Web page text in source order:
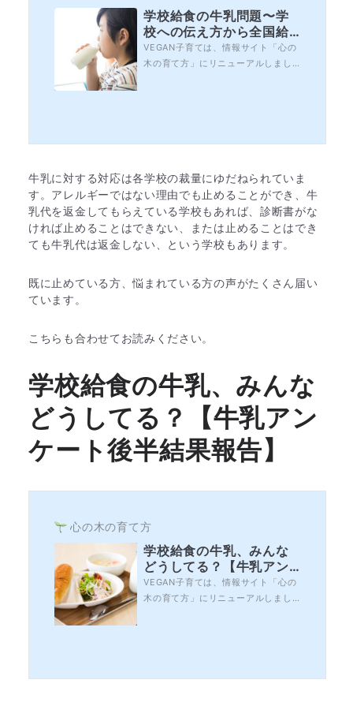
学校給食の牛乳問題〜学
校への伝え方から全国給
食代ランキングまで！皆
さんの自治体は何位？〜
VEGAN子育ては、情報サイト「心の
木の育て方」にリニューアルしまし
があるかと思いますが、その中でも
一人で食べられるか心配、苦手なも
のが多い、など色...
牛乳に対する対応は各学校の裁量にゆだねられていま
す。アレルギーではない理由でも止めることができ、牛
乳代を返金してもらえている学校もあれば、診断書がな
ければ止めることはできない、または止めることはでき
ても牛乳代は返金しない、という学校もあります。
既に止めている方、悩まれている方の声がたくさん届い
ています。
こちらも合わせてお読みください。
学校給食の牛乳、みんな
どうしてる？【牛乳アン
ケート後半結果報告】
心の木の育て方
学校給食の牛乳、みんな
どうしてる？【牛乳アン
ケート後半結果報告】
VEGAN子育ては、情報サイト「心の
木の育て方」にリニューアルしまし
ありがとうございました。ご回答い